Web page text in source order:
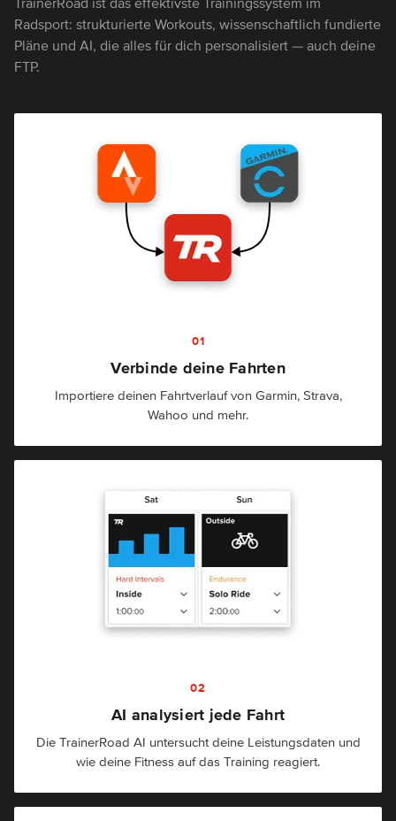
TrainerRoad ist das effektivste Trainingssystem im
Radsport: strukturierte Workouts, wissenschaftlich fundierte
Pläne und AI, die alles für dich personalisiert — auch deine
FTP.
01
Verbinde deine Fahrten
Importiere deinen Fahrtverlauf von Garmin, Strava,
Wahoo und mehr.
02
AI analysiert jede Fahrt
Die TrainerRoad AI untersucht deine Leistungsdaten und
wie deine Fitness auf das Training reagiert.